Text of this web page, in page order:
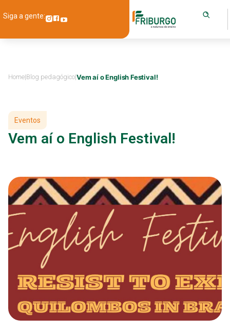
Siga a gente:
Home|Blog pedagógico|Vem aí o English Festival!
Eventos
Vem aí o English Festival!